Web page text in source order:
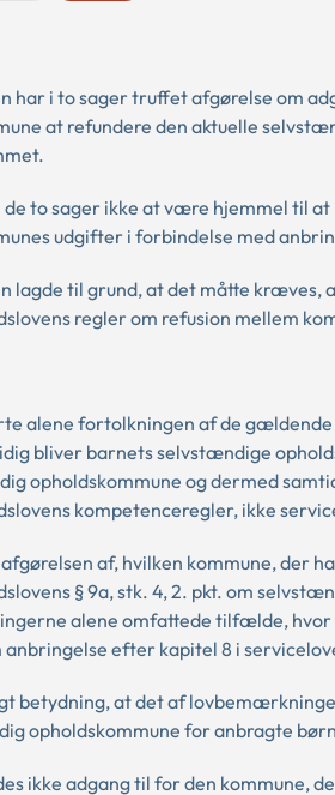
har i to sager truffet afgørelse om
at refundere den aktuelle
de to sager ikke at være hjemmel til
udgifter i forbindelse med
lagde til grund, at det måtte kræves,
regler om refusion mellem
alene fortolkningen af de
bliver barnets selvstændige
opholdskommune og dermed
kompetenceregler, ikke
af, hvilken kommune, der
§ 9a, stk. 4, 2. pkt. om
alene omfattede tilfælde,
anbringelse efter kapitel 8 i
betydning, at det af
opholdskommune for anbragte
ikke adgang til for den kommune,